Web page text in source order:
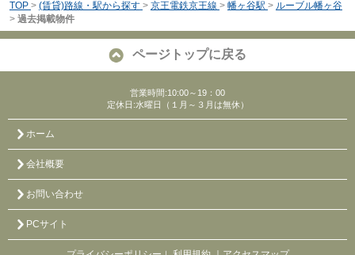
TOP > (賃貸)路線・駅から探す > 京王電鉄京王線 > 幡ヶ谷駅 > ルーブル幡ヶ谷
> 過去掲載物件
ページトップに戻る
営業時間:10:00～19：00
定休日:水曜日（１月～３月は無休）
ホーム
会社概要
お問い合わせ
PCサイト